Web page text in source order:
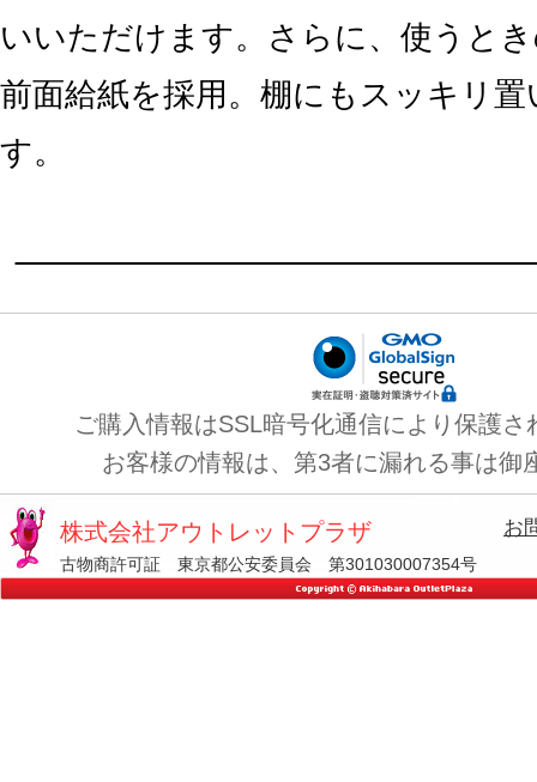
いいただけます。さらに、使うと
前面給紙を採用。棚にもスッキリ
す。
ご購入情報はSSL暗号化通信により保護さ
お客様の情報は、第3者に漏れる事は御
株式会社アウトレットプラザ
古物商許可証 東京都公安委員会 第301030007354号
お